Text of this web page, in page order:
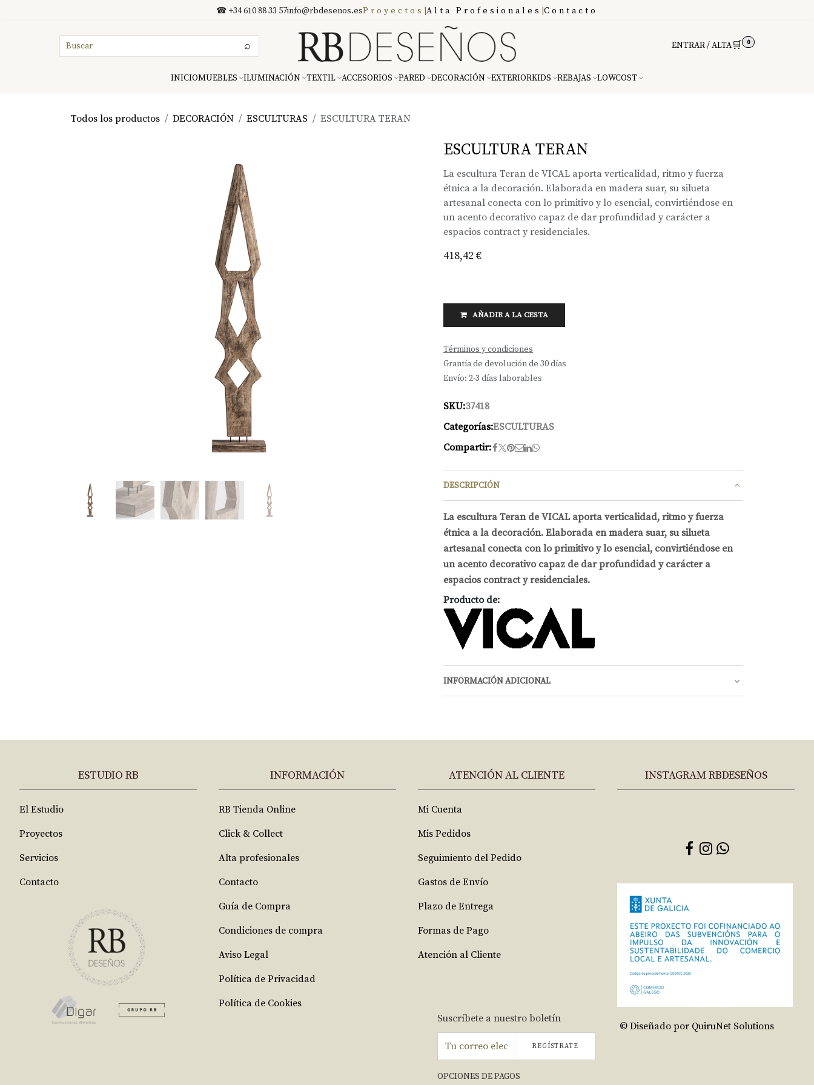
☎ +34 610 88 33 57info@rbdesenos.esProyectos Alta Profesionales Contacto
⌕ ENTRAR / ALTA🛒 0
INICIOMUEBLES ILUMINACIÓN TEXTIL ACCESORIOS PARED DECORACIÓN EXTERIORKIDS REBAJAS LOWCOST
Todos los productos DECORACIÓN ESCULTURAS ESCULTURA TERAN
ESCULTURA TERAN
La escultura Teran de VICAL aporta verticalidad, ritmo y fuerza
étnica a la decoración. Elaborada en madera suar, su silueta
artesanal conecta con lo primitivo y lo esencial, convirtiéndose en
un acento decorativo capaz de dar profundidad y carácter a
espacios contract y residenciales.
418,42 €
AÑADIR A LA CESTA
Términos y condiciones
Grantía de devolución de 30 días
Envío: 2-3 días laborables
SKU:37418
Categorías:ESCULTURAS
Compartir:
DESCRIPCIÓN
La escultura Teran de VICAL aporta verticalidad, ritmo y fuerza
étnica a la decoración. Elaborada en madera suar, su silueta
artesanal conecta con lo primitivo y lo esencial, convirtiéndose en
un acento decorativo capaz de dar profundidad y carácter a
espacios contract y residenciales.
Producto de:
INFORMACIÓN ADICIONAL
ESTUDIO RB
El Estudio
Proyectos
Servicios
Contacto
INFORMACIÓN
RB Tienda Online
Click & Collect
Alta profesionales
Contacto
Guía de Compra
Condiciones de compra
Aviso Legal
Política de Privacidad
Política de Cookies
ATENCIÓN AL CLIENTE
Mi Cuenta
Mis Pedidos
Seguimiento del Pedido
Gastos de Envío
Plazo de Entrega
Formas de Pago
Atención al Cliente
Suscríbete a nuestro boletín
REGÍSTRATE
OPCIONES DE PAGOS
INSTAGRAM RBDESEÑOS
© Diseñado por QuiruNet Solutions